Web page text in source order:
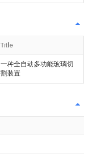
Title
一种全自动多功能玻璃切
割装置